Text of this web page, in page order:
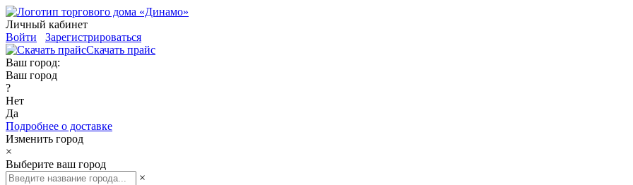
Личный кабинет
Войти
Зарегистрироваться
Скачать прайс
Ваш город:
Ваш город
?
Нет
Да
Подробнее о доставке
Изменить город
×
Выберите ваш город
×